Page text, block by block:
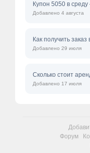
Купон 5050 в
Добавлено 4 августа
Как получить
Добавлено 29 июля
Сколько стоит
Добавлено 17 июля
Форум